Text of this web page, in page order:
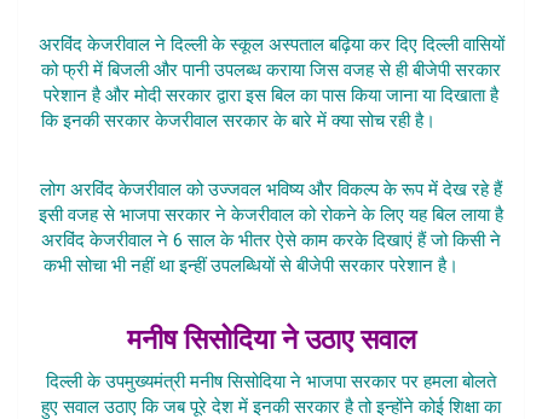
अरविंद केजरीवाल ने दिल्ली के स्कूल अस्पताल बढ़िया कर दिए दिल्ली वासियों
को फ्री में बिजली और पानी उपलब्ध कराया जिस वजह से ही बीजेपी सरकार
परेशान है और मोदी सरकार द्वारा इस बिल का पास किया जाना या दिखाता है
कि इनकी सरकार केजरीवाल सरकार के बारे में क्या सोच रही है।
लोग अरविंद केजरीवाल को उज्जवल भविष्य और विकल्प के रूप में देख रहे हैं
इसी वजह से भाजपा सरकार ने केजरीवाल को रोकने के लिए यह बिल लाया है
अरविंद केजरीवाल ने 6 साल के भीतर ऐसे काम करके दिखाएं हैं जो किसी ने
कभी सोचा भी नहीं था इन्हीं उपलब्धियों से बीजेपी सरकार परेशान है।
मनीष सिसोदिया ने उठाए सवाल
दिल्ली के उपमुख्यमंत्री मनीष सिसोदिया ने भाजपा सरकार पर हमला बोलते
हुए सवाल उठाए कि जब पूरे देश में इनकी सरकार है तो इन्होंने कोई शिक्षा का